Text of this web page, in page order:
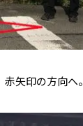
矢印の方向へ。